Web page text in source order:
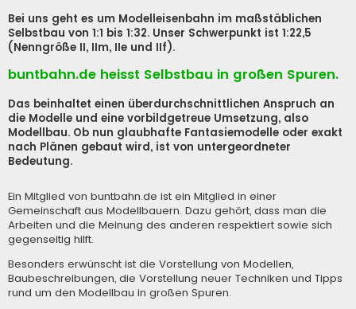
Bei uns geht es um Modelleisenbahn im maßstäblichen
Selbstbau von 1:1 bis 1:32. Unser Schwerpunkt ist 1:22,5
(Nenngröße II, IIm, IIe und IIf).
buntbahn.de heisst Selbstbau in großen Spuren.
Das beinhaltet einen überdurchschnittlichen Anspruch an
die Modelle und eine vorbildgetreue Umsetzung, also
Modellbau. Ob nun glaubhafte Fantasiemodelle oder exakt
nach Plänen gebaut wird, ist von untergeordneter
Bedeutung.
Ein Mitglied von buntbahn.de ist ein Mitglied in einer
Gemeinschaft aus Modellbauern. Dazu gehört, dass man die
Arbeiten und die Meinung des anderen respektiert sowie sich
gegenseitig hilft.
Besonders erwünscht ist die Vorstellung von Modellen,
Baubeschreibungen, die Vorstellung neuer Techniken und Tipps
rund um den Modellbau in großen Spuren.